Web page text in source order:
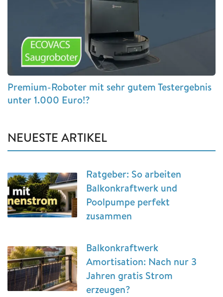
Premium-Roboter mit sehr gutem Testergebnis
unter 1.000 Euro!?
NEUESTE ARTIKEL
Ratgeber: So arbeiten
Balkonkraftwerk und
Poolpumpe perfekt
zusammen
Balkonkraftwerk
Amortisation: Nach nur 3
Jahren gratis Strom
erzeugen?